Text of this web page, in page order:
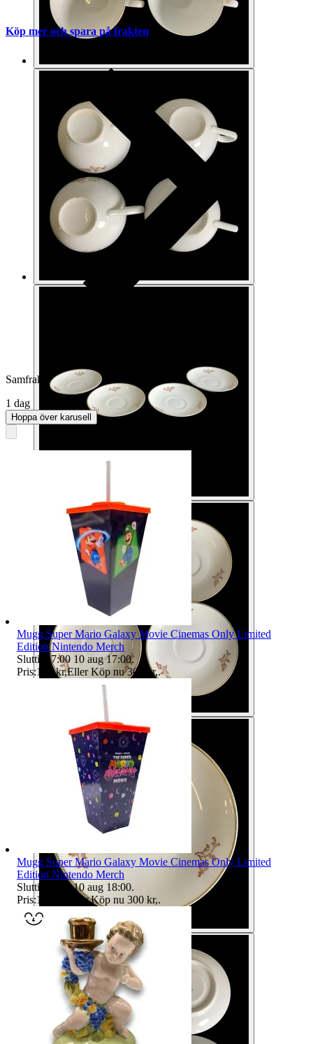
Köp mer och spara på frakten
Samfrakt
1 dag
Hoppa över karusell
Mugg Super Mario Galaxy Movie Cinemas Only Limited
Edition Nintendo Merch
Sluttid
17:00 10 aug 17:00.
Pris:107 kr,Eller Köp nu 300 kr,.
Mugg Super Mario Galaxy Movie Cinemas Only Limited
Edition Nintendo Merch
Sluttid
18:00 10 aug 18:00.
Pris:107 kr Eller Köp nu 300 kr,.